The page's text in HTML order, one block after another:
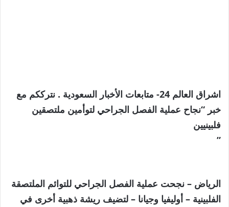
اشراق العالم 24- متابعات الأخبار السعودية . نترككم مع
خبر “نجاح عملية الفصل الجراحي لتوأمين ملتصقين
فلبينيين
”
الرياض – نجحت عملية الفصل الجراحي للتوائم الملتصقة
الفلبينية – أوليفيا وجيانا – لتضيف ريشة ذهبية أخرى في